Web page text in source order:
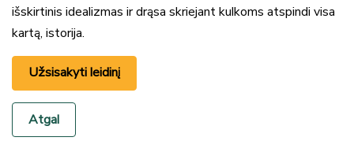
išskirtinis idealizmas ir drąsa skriejant kulkoms atspindi visa
kartą, istorija.
Užsisakyti leidinį
Atgal